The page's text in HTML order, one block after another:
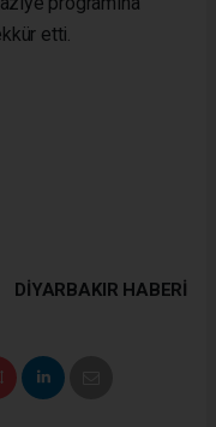
etti.
DIYARBAKIR HABERİ